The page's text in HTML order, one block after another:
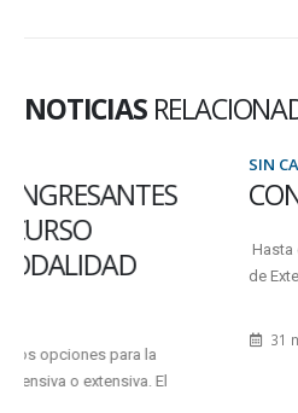
NOTICIAS
CONVOCATORIA PEX
Hasta el 17 de julio, la UADER
de Extensión para estimular la